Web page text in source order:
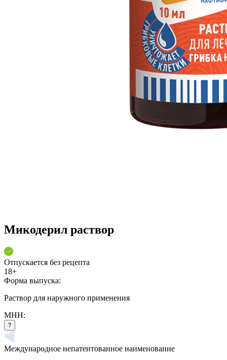
Микодерил раствор
Отпускается без рецепта
18+
Форма выпуска:
Раствор для наружного применения
МНН:
Международное непатентованное наименование